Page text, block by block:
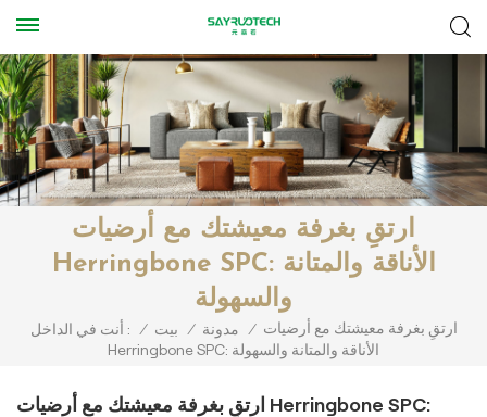
ارتقِ بغرفة معيشتك مع أرضيات
Herringbone SPC: الأناقة والمتانة
والسهولة
أنت في الداخل : / بيت / مدونة / ارتقِ بغرفة معيشتك مع أرضيات
Herringbone SPC: الأناقة والمتانة والسهولة
ارتقِ بغرفة معيشتك مع أرضيات Herringbone SPC: